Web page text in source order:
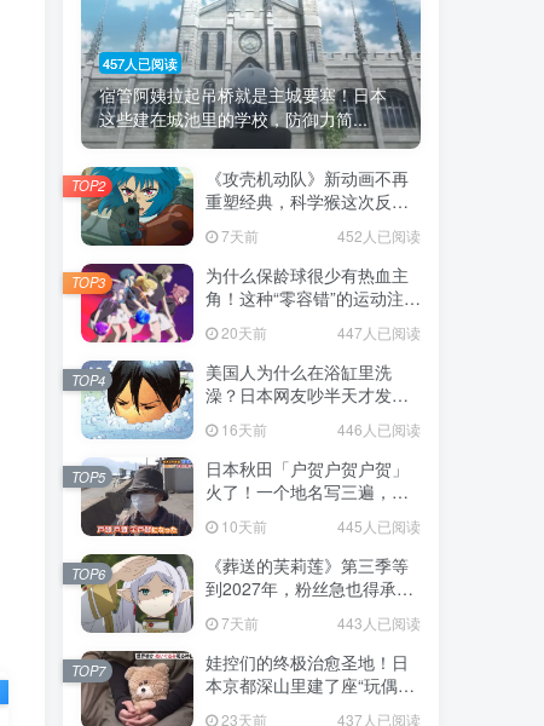
457人已阅读
宿管阿姨拉起吊桥就是主城要塞！日本
这些建在城池里的学校，防御力简...
《攻壳机动队》新动画不再
重塑经典，科学猴这次反而
7天前 452人已阅读
TOP2
为什么保龄球很少有热血主
角！这种“零容错”的运动注定
们的生活！
20天前 447人已阅读
TOP3
美国人为什么在浴缸里洗
澡？日本网友吵半天才发
藏在浴室地板里！
16天前 446人已阅读
TOP4
日本秋田「户贺户贺户贺」
火了！一个地名写三遍，竟
不是玩梗而是150年旧账！
10天前 445人已阅读
TOP5
《葬送的芙莉莲》第三季等
到2027年，粉丝急也得承认
这次慢得有道理！
7天前 443人已阅读
TOP6
娃控们的终极治愈圣地！日
本京都深山里建了座“玩偶神
社”，不仅能拍照还能给娃祈
23天前 437人已阅读
TOP7